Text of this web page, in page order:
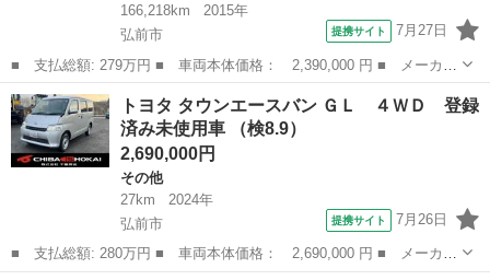
166,218km
2015年
弘前市
提携サイト 7月27日
■ 支払総額: 279万円 ■ 車両本体価格： 2,390,000 円 ■ メーカー
名： トヨタ ■ 車種名： ダイナトラック ■ グレード名： 平
ボディ 積載１，３５０ｋｇ ５ＭＴ ４ＷＤ 荷台長３１０ｃｍ幅
１６０ｃｍ...
青森 弘前市 その他
トヨタ タウンエースバン ＧＬ ４ＷＤ 登録
済み未使用車 （検8.9）
2,690,000円
その他
27km
2024年
弘前市
提携サイト 7月26日
■ 支払総額: 280万円 ■ 車両本体価格： 2,690,000 円 ■ メーカー
名： トヨタ ■ 車種名： タウンエースバン ■ グレード名： Ｇ